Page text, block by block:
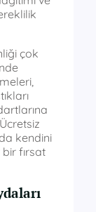
çok
kendini
fırsat